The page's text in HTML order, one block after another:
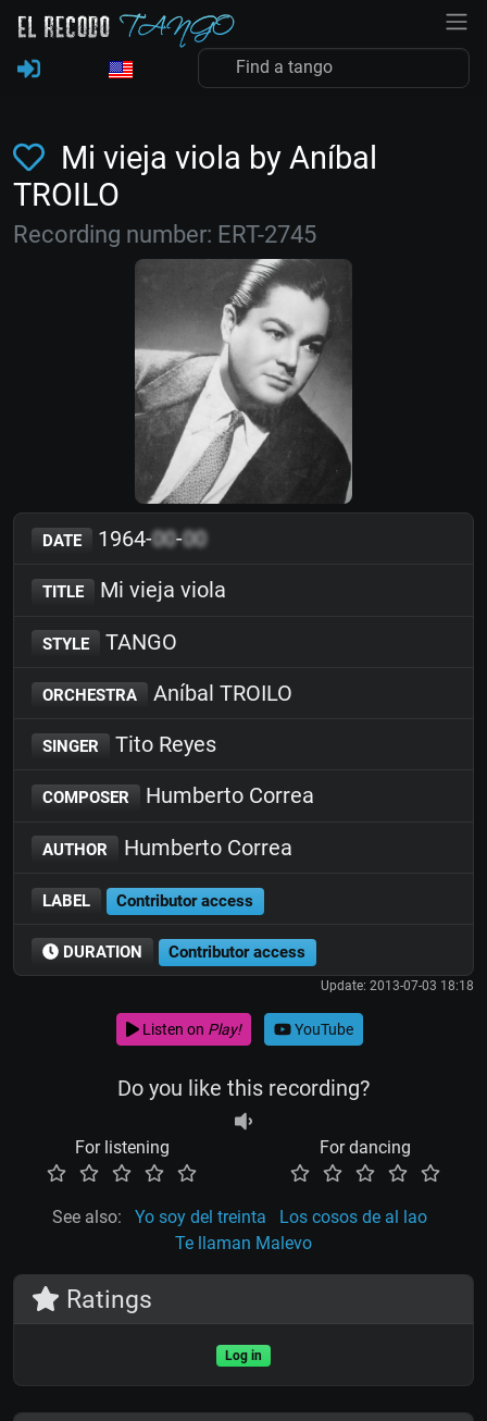
Mi vieja viola by Aníbal
TROILO
Recording number: ERT-2745
DATE 1964-00-00
TITLE Mi vieja viola
STYLE TANGO
ORCHESTRA Aníbal TROILO
SINGER Tito Reyes
COMPOSER Humberto Correa
AUTHOR Humberto Correa
LABEL Contributor access
DURATION Contributor access
Update: 2013-07-03 18:18
Listen on Play! YouTube
Do you like this recording?
For listening For dancing
See also: Yo soy del treinta
Los cosos de al lao
Te llaman Malevo
Ratings
Log in